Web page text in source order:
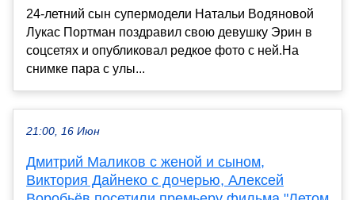
24-летний сын супермодели Натальи Водяновой
Лукас Портман поздравил свою девушку Эрин в
соцсетях и опубликовал редкое фото с ней.На
снимке пара с улы...
21:00, 16 Июн
Дмитрий Маликов с женой и сыном,
Виктория Дайнеко с дочерью, Алексей